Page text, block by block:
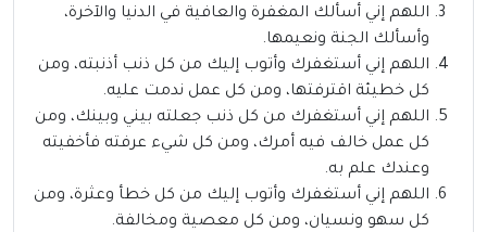
اللهم إني أسألك المغفرة والعافية في الدنيا والآخرة،
وأسألك الجنة ونعيمها.
اللهم إني أستغفرك وأتوب إليك من كل ذنب أذنبته، ومن
كل خطيئة اقترفتها، ومن كل عمل ندمت عليه.
اللهم إني أستغفرك من كل ذنب جعلته بيني وبينك، ومن
كل عمل خالف فيه أمرك، ومن كل شيء عرفته فأخفيته
وعندك علم به.
اللهم إني أستغفرك وأتوب إليك من كل خطأ وعثرة، ومن
كل سهو ونسيان، ومن كل معصية ومخالفة.